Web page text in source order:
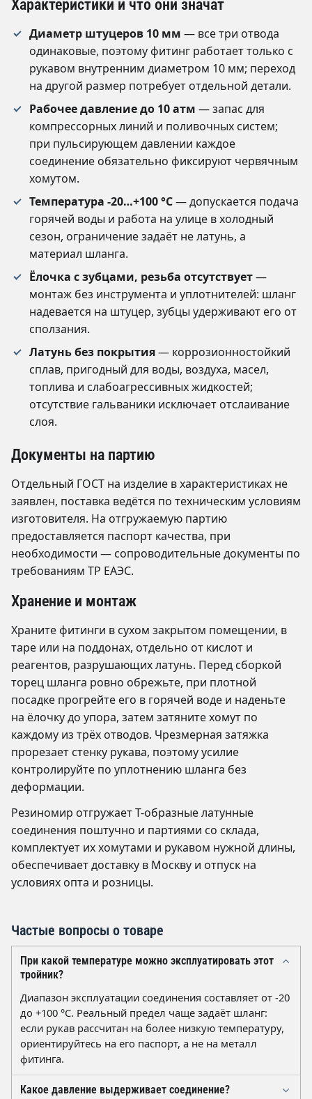
Характеристики и что они значат
Диаметр штуцеров 10 мм — все три отвода
одинаковые, поэтому фитинг работает только с
рукавом внутренним диаметром 10 мм; переход
на другой размер потребует отдельной детали.
Рабочее давление до 10 атм — запас для
компрессорных линий и поливочных систем;
при пульсирующем давлении каждое
соединение обязательно фиксируют червячным
хомутом.
Температура -20…+100 °C— допускается подача
горячей воды и работа на улице в холодный
сезон, ограничение задаёт не латунь, а
материал шланга.
Ёлочка с зубцами, резьба отсутствует—
монтаж без инструмента и уплотнителей: шланг
надевается на штуцер, зубцы удерживают его от
сползания.
Латунь без покрытия— коррозионностойкий
сплав, пригодный для воды, воздуха, масел,
топлива и слабоагрессивных жидкостей;
отсутствие гальваники исключает отслаивание
слоя.
Документы на партию
Отдельный ГОСТ на изделие в характеристиках не
заявлен, поставка ведётся по техническим условиям
изготовителя. На отгружаемую партию
предоставляется паспорт качества, при
необходимости — сопроводительные документы по
требованиям ТР ЕАЭС.
Хранение и монтаж
Храните фитинги в сухом закрытом помещении, в
таре или на поддонах, отдельно от кислот и
реагентов, разрушающих латунь. Перед сборкой
торец шланга ровно обрежьте, при плотной
посадке прогрейте его в горячей воде и наденьте
на ёлочку до упора, затем затяните хомут по
каждому из трёх отводов. Чрезмерная затяжка
прорезает стенку рукава, поэтому усилие
контролируйте по уплотнению шланга без
деформации.
Резиномир отгружает Т-образные латунные
соединения поштучно и партиями со склада,
комплектует их хомутами и рукавом нужной длины,
обеспечивает доставку в Москву и отпуск на
условиях опта и розницы.
Частые вопросы о товаре
При какой температуре можно эксплуатировать этот
тройник?
Диапазон эксплуатации соединения составляет от -20
до +100 °C. Реальный предел чаще задаёт шланг:
если рукав рассчитан на более низкую температуру,
ориентируйтесь на его паспорт, а не на металл
фитинга.
Какое давление выдерживает соединение?